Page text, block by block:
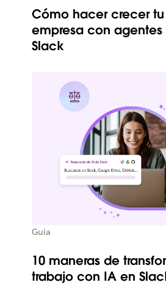
Cómo hacer crecer
empresa con
Slack
Guía
10 maneras de
trabajo con IA en